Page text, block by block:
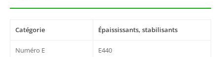
Catégorie Épaississants, stabilisants
Numéro E E440